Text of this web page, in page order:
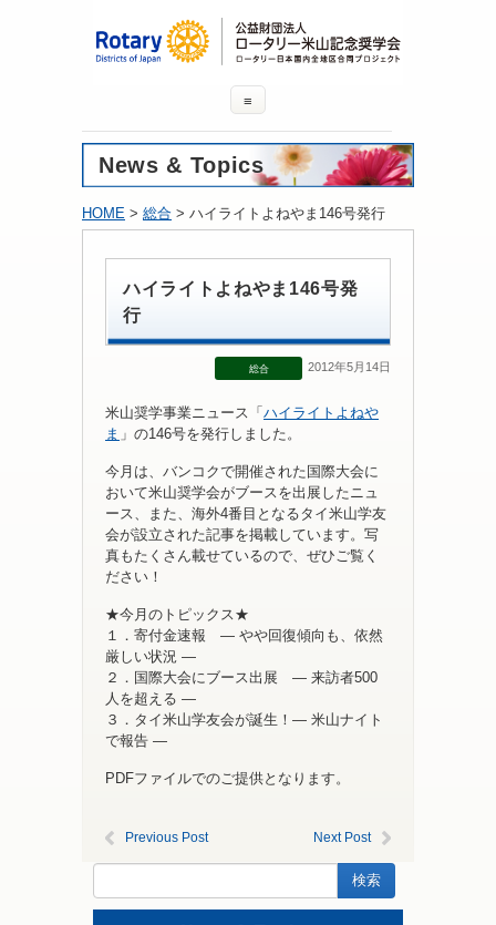
≡
News & Topics
HOME > 総合 > ハイライトよねやま146号発行
ハイライトよねやま146号発
行
総合 2012年5月14日
米山奨学事業ニュース「 ハイライトよねや
ま 」の146号を発行しました。
今月は、バンコクで開催された国際大会に
おいて米山奨学会がブースを出展したニュ
ース、また、海外4番目となるタイ米山学友
会が設立された記事を掲載しています。写
真もたくさん載せているので、ぜひご覧く
ださい！
★今月のトピックス★
１．寄付金速報 ― やや回復傾向も、依然
厳しい状況 ―
２．国際大会にブース出展 ― 来訪者500
人を超える ―
３．タイ米山学友会が誕生！― 米山ナイト
で報告 ―
PDFファイルでのご提供となります。
Previous Post Next Post